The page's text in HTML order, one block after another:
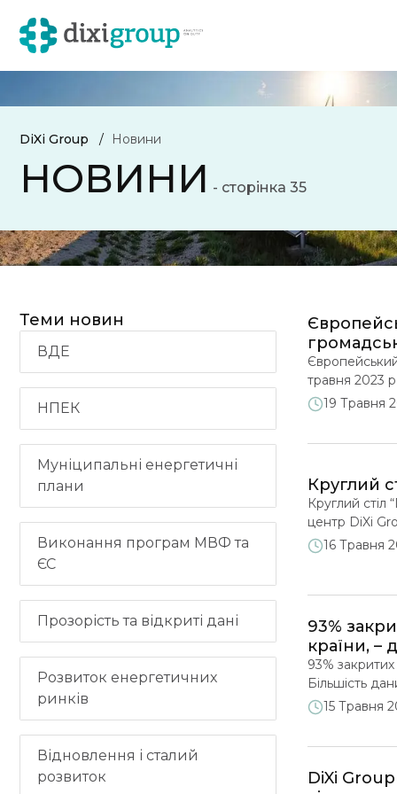
DiXi Group Новини
НОВИНИ - сторінка 35
Теми новин
ВДЕ
НПЕК
Муніципальні енергетичні
плани
Виконання програм МВФ та
ЄС
Прозорість та відкриті дані
Розвиток енергетичних
ринків
Відновлення і сталий
розвиток
травня 2023
зелений
19 Травня
Круглий
Круглий
центр DiXi
«Газовий
16 Травня
93%
країни, –
93%
Більшість
безпеці
15 Травня
DiXi